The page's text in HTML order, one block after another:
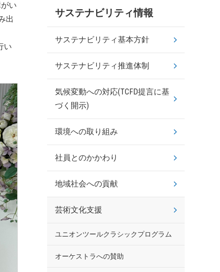
い
出
い
サステナビリティ情報
サステナビリティ基本方針
サステナビリティ推進体制
気候変動への対応(TCFD提言に基
づく開示)
環境への取り組み
社員とのかかわり
地域社会への貢献
芸術文化支援
ユニオンツールクラシックプログラム
オーケストラへの賛助